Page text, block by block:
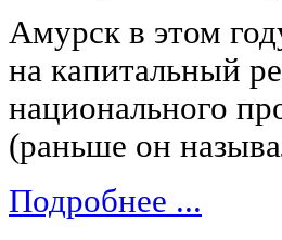
Амурск в этом
на капитальный
национального
(раньше он
Подробнее ...